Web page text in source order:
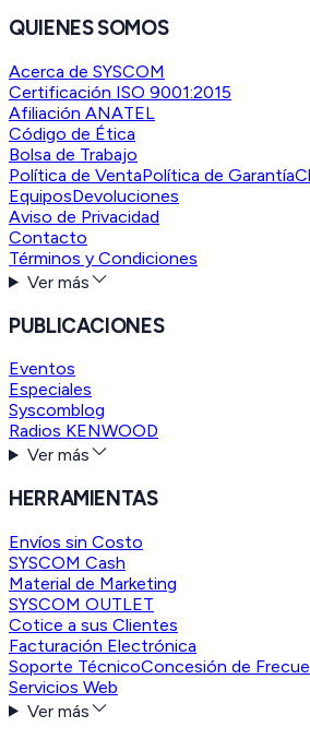
QUIENES SOMOS
Acerca de SYSCOM
Certificación ISO 9001:2015
Afiliación ANATEL
Código de Ética
Bolsa de Trabajo
Política de VentaPolítica de Garantía
EquiposDevoluciones
Aviso de Privacidad
Contacto
Términos y Condiciones
Ver más
PUBLICACIONES
Eventos
Especiales
Syscomblog
Radios KENWOOD
Ver más
HERRAMIENTAS
Envíos sin Costo
SYSCOM Cash
Material de Marketing
SYSCOM OUTLET
Cotice a sus Clientes
Facturación Electrónica
Soporte TécnicoConcesión de
Servicios Web
Ver más